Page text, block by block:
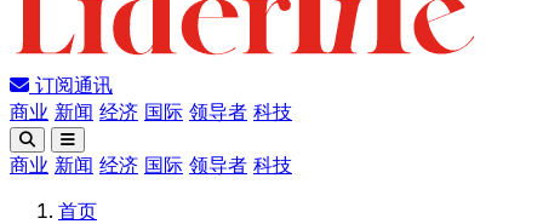
订阅通讯
商业 新闻 经济 国际 领导者 科技
商业 新闻 经济 国际 领导者 科技
首页